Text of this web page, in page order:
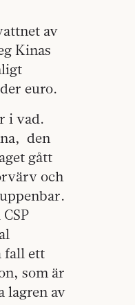
av
Kinas
euro.
i vad.
den
gått
och
fall ett
som är
lagren av